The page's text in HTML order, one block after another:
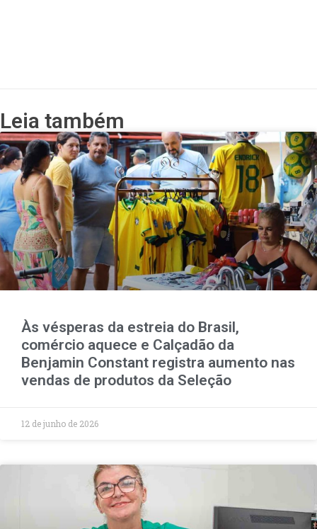
Leia também
Às vésperas da estreia do Brasil,
comércio aquece e Calçadão da
Benjamin Constant registra aumento nas
vendas de produtos da Seleção
12 de junho de 2026